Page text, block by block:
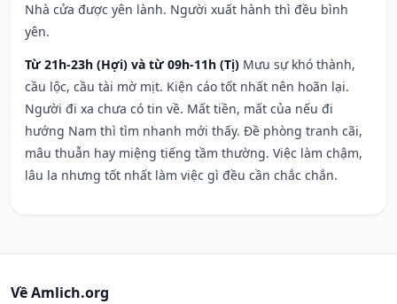
Nhà cửa được yên lành. Người xuất hành thì đều bình
yên.
Từ 21h-23h (Hợi) và từ 09h-11h (Tị) Mưu sự khó thành,
cầu lộc, cầu tài mờ mịt. Kiện cáo tốt nhất nên hoãn lại.
Người đi xa chưa có tin về. Mất tiền, mất của nếu đi
hướng Nam thì tìm nhanh mới thấy. Đề phòng tranh cãi,
mâu thuẫn hay miệng tiếng tầm thường. Việc làm chậm,
lâu la nhưng tốt nhất làm việc gì đều cần chắc chắn.
Về Amlich.org